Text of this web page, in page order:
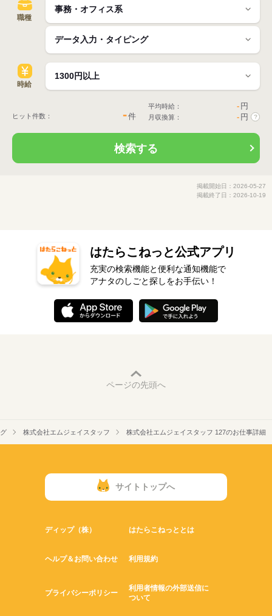
職種
時給
ヒット件数： -件
平均時給： - 円
月収換算： - 円 ?
検索する
掲載開始日：2026-05-27
掲載終了日：2026-10-19
はたらこねっと公式アプリ
充実の検索機能と便利な通知機能で
アナタのしごと探しをお手伝い！
ページの先頭へ
株式会社エムジェイスタッフ 株式会社エムジェイスタッフ 127のお仕事詳細
サイトトップへ
ディップ（株） はたらこねっととは
ヘルプ＆お問い合わせ 利用規約
プライバシーポリシー
利用者情報の外部送信に
ついて